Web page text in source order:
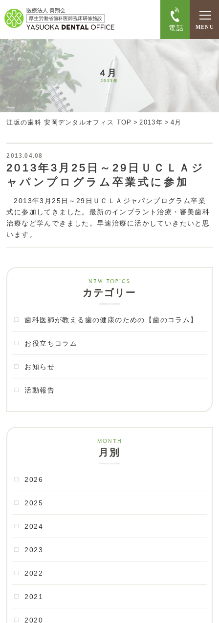
医療法人 翼翔会
厚生労働省歯科医師臨床研修施設
電話 MENU
4月
2013年
江坂の歯科 安岡デンタルオフィス TOP >2013年 > 4月
2013.04.08
2013年3月25日～29日ＵＣＬＡジ
ャパンプログラム卒業式に参加
2013年3月25日～29日ＵＣＬＡジャパンプログラム卒業
式に参加してきました。最新のインプラント治療・審美歯科
治療など学んできました。早速治療に活かしていきたいと思
います。
カテゴリー
歯科医師が教える歯の健康のための【歯のコラム】
お役立ちコラム
お知らせ
活動報告
月別
2026
2025
2024
2023
2022
2021
2020